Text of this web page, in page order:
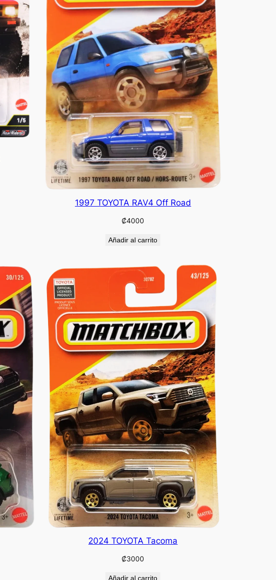
1997 TOYOTA RAV4 Off Road
₡4000
Añadir al carrito
2024 TOYOTA Tacoma
₡3000
Añadir al carrito